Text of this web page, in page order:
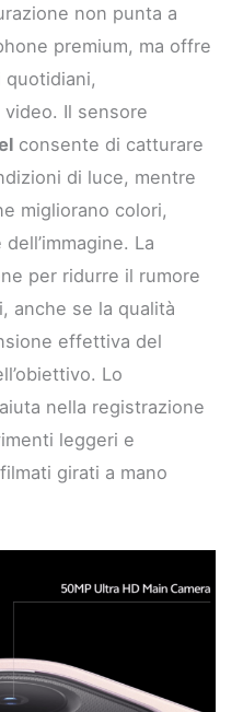
non punta a
premium, ma offre
quotidiani,
Il sensore
consente di catturare
di luce, mentre
migliorano colori,
La
per ridurre il rumore
anche se la qualità
effettiva del
Lo
nella registrazione
leggeri e
girati a mano